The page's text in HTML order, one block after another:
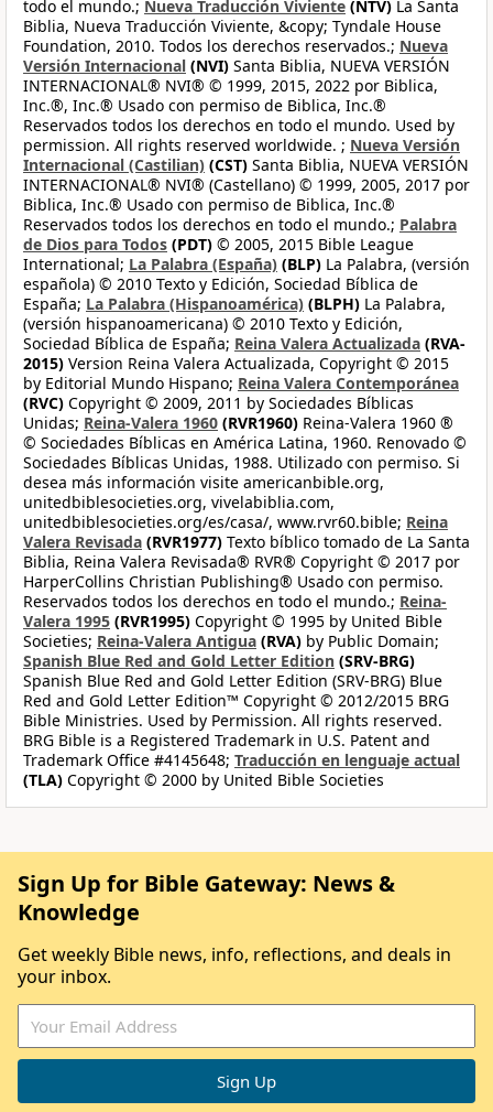
todo el mundo.; Nueva Traducción Viviente (NTV) La Santa
Biblia, Nueva Traducción Viviente, &copy; Tyndale House
Foundation, 2010. Todos los derechos reservados.; Nueva
Versión Internacional (NVI) Santa Biblia, NUEVA VERSIÓN
INTERNACIONAL® NVI® © 1999, 2015, 2022 por Biblica,
Inc.®, Inc.® Usado con permiso de Biblica, Inc.®
Reservados todos los derechos en todo el mundo. Used by
permission. All rights reserved worldwide. ; Nueva Versión
Internacional (Castilian) (CST) Santa Biblia, NUEVA VERSIÓN
INTERNACIONAL® NVI® (Castellano) © 1999, 2005, 2017 por
Biblica, Inc.® Usado con permiso de Biblica, Inc.®
Reservados todos los derechos en todo el mundo.; Palabra
de Dios para Todos (PDT) © 2005, 2015 Bible League
International; La Palabra (España) (BLP) La Palabra, (versión
española) © 2010 Texto y Edición, Sociedad Bíblica de
España; La Palabra (Hispanoamérica) (BLPH) La Palabra,
(versión hispanoamericana) © 2010 Texto y Edición,
Sociedad Bíblica de España; Reina Valera Actualizada (RVA-
2015) Version Reina Valera Actualizada, Copyright © 2015
by Editorial Mundo Hispano; Reina Valera Contemporánea
(RVC) Copyright © 2009, 2011 by Sociedades Bíblicas
Unidas; Reina-Valera 1960 (RVR1960) Reina-Valera 1960 ®
© Sociedades Bíblicas en América Latina, 1960. Renovado ©
Sociedades Bíblicas Unidas, 1988. Utilizado con permiso. Si
desea más información visite americanbible.org,
unitedbiblesocieties.org, vivelabiblia.com,
unitedbiblesocieties.org/es/casa/, www.rvr60.bible; Reina
Valera Revisada (RVR1977) Texto bíblico tomado de La Santa
Biblia, Reina Valera Revisada® RVR® Copyright © 2017 por
HarperCollins Christian Publishing® Usado con permiso.
Reservados todos los derechos en todo el mundo.; Reina-
Valera 1995 (RVR1995) Copyright © 1995 by United Bible
Societies; Reina-Valera Antigua (RVA) by Public Domain;
Spanish Blue Red and Gold Letter Edition (SRV-BRG)
Spanish Blue Red and Gold Letter Edition (SRV-BRG) Blue
Red and Gold Letter Edition™ Copyright © 2012/2015 BRG
Bible Ministries. Used by Permission. All rights reserved.
BRG Bible is a Registered Trademark in U.S. Patent and
Trademark Office #4145648; Traducción en lenguaje actual
(TLA) Copyright © 2000 by United Bible Societies
Sign Up for Bible Gateway: News &
Knowledge
Get weekly Bible news, info, reflections, and deals in
your inbox.